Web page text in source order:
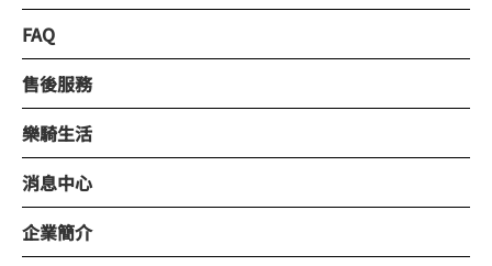
FAQ
售後服務
樂騎生活
消息中心
企業簡介